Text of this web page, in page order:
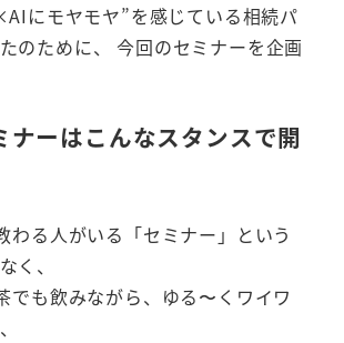
にモヤモヤ”を感じている相続パ
のために、 今回のセミナーを企画
ーはこんなスタンスで開
わる人がいる「セミナー」という
く、
でも飲みながら、ゆる〜くワイワ